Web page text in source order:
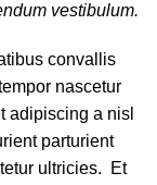
vestibulum.
convallis
nascetur
adipiscing a nisl
parturient
ultricies. Et